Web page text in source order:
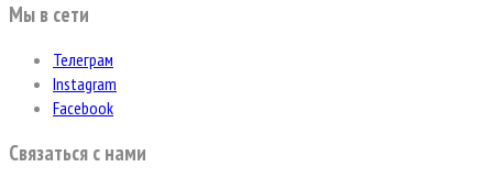
Мы в сети
Телеграм
Instagram
Facebook
Связаться с нами